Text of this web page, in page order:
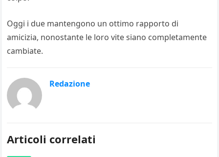
Oggi i due mantengono un ottimo rapporto di
amicizia, nonostante le loro vite siano completamente
cambiate.
Redazione
Articoli correlati